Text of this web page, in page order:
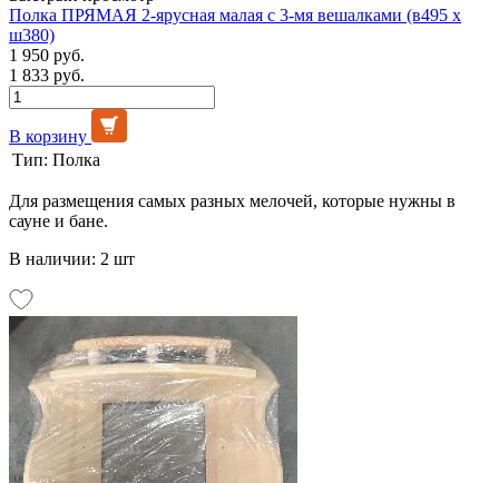
Полка ПРЯМАЯ 2-ярусная малая с 3-мя вешалками (в495 х
ш380)
1 950 руб.
1 833 руб.
В корзину
Тип: Полка
Для размещения самых разных мелочей, которые нужны в
сауне и бане.
В наличии: 2 шт